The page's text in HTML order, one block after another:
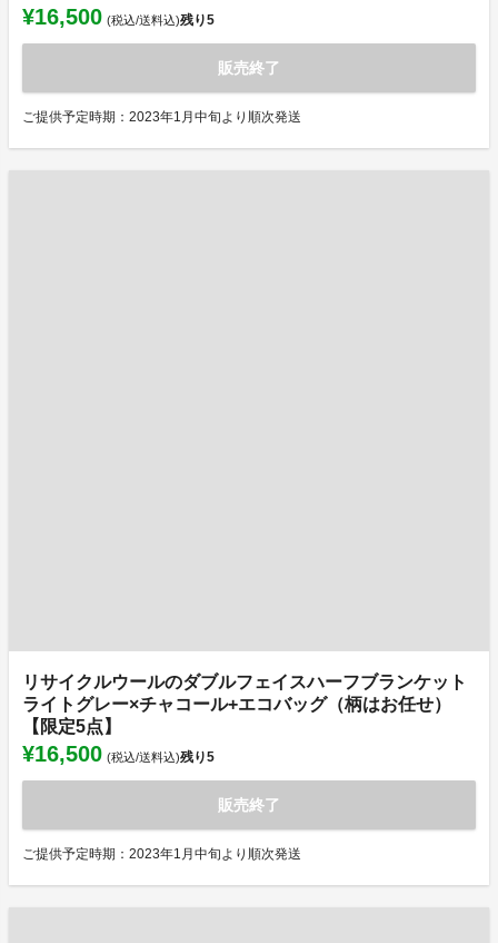
¥16,500 (税込/送料込)残り5
販売終了
ご提供予定時期：2023年1月中旬より順次発送
リサイクルウールのダブルフェイスハーフブランケット
ライトグレー×チャコール+エコバッグ（柄はお任せ）
【限定5点】
¥16,500 (税込/送料込)残り5
販売終了
ご提供予定時期：2023年1月中旬より順次発送